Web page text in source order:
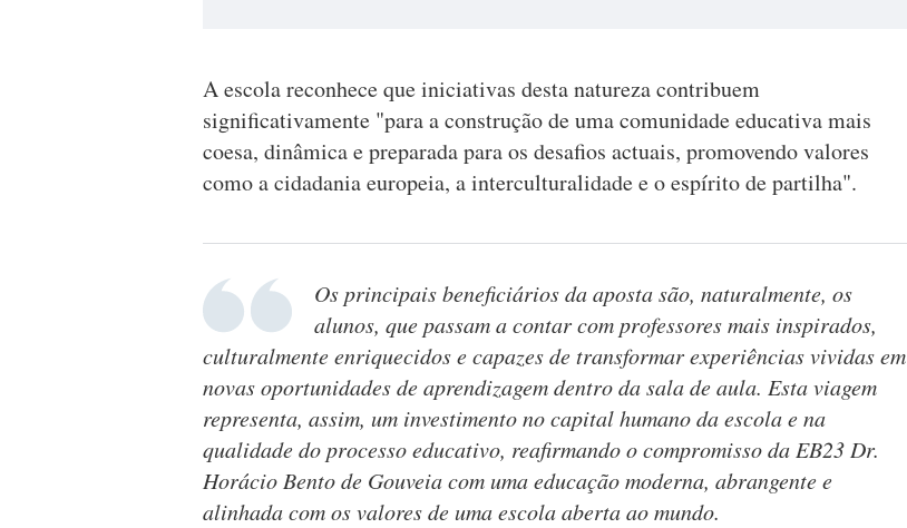
A escola reconhece que iniciativas desta natureza contribuem
significativamente "para a construção de uma comunidade educativa mais
coesa, dinâmica e preparada para os desafios actuais, promovendo valores
como a cidadania europeia, a interculturalidade e o espírito de partilha".
Os principais beneficiários da aposta são, naturalmente, os
alunos, que passam a contar com professores mais inspirados,
culturalmente enriquecidos e capazes de transformar experiências vividas em
novas oportunidades de aprendizagem dentro da sala de aula. Esta viagem
representa, assim, um investimento no capital humano da escola e na
qualidade do processo educativo, reafirmando o compromisso da EB23 Dr.
Horácio Bento de Gouveia com uma educação moderna, abrangente e
alinhada com os valores de uma escola aberta ao mundo.